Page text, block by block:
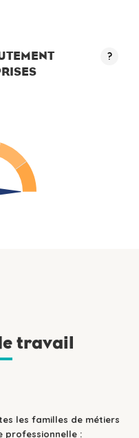
?
travail
les familles de métiers
: